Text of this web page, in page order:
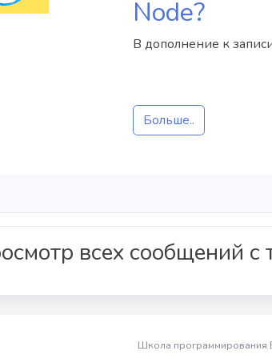
Node?
В дополнение к
Больше..
всех сообщений c
Школа